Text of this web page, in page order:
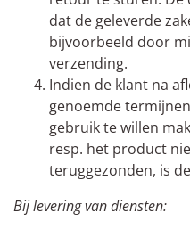
dat de geleverde
bijvoorbeeld door
verzending.
Indien de klant na
genoemde
gebruik te willen
resp. het product
teruggezonden, is
Bij levering van diensten: